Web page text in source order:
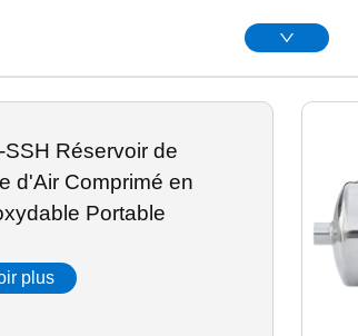
Réservoir de
d'Air Comprimé en
Portable
plus